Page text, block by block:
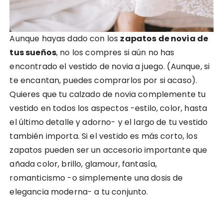
Aunque hayas dado con los zapatos de novia de
tus sueños, no los compres si aún no has
encontrado el vestido de novia a juego. (Aunque, si
te encantan, puedes comprarlos por si acaso).
Quieres que tu calzado de novia complemente tu
vestido en todos los aspectos -estilo, color, hasta
el último detalle y adorno- y el largo de tu vestido
también importa. Si el vestido es más corto, los
zapatos pueden ser un accesorio importante que
añada color, brillo, glamour, fantasía,
romanticismo -o simplemente una dosis de
elegancia moderna- a tu conjunto.